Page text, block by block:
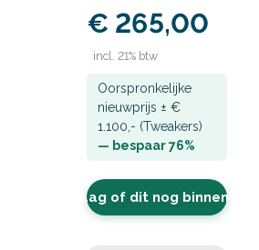
€ 265,00
incl. 21% btw
Oorspronkelijke
nieuwprijs ± €
1.100,- (Tweakers)
— bespaar 76%
Vraag of dit nog binnenkomt